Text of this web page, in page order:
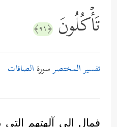
تَأۡكُلُونَ ﴿٩١﴾
تفسير المختصرسورة الصافات
فمال إلى آلهتهم التي